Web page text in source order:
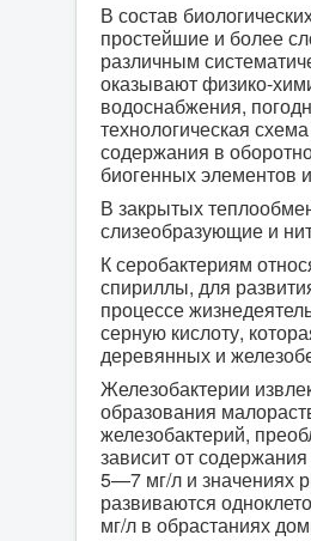
В состав
простейшие и более
различным
оказывают физико-
водоснабжения,
технологическая
содержания в
биогенных элементов
В закрытых
слизеобразующие и
К серобактериям
спириллы, для
процессе
серную кислоту,
деревянных и
Железобактерии
образования
железобактерий,
зависит от
5—7 мг/л и значениях
развиваются
мг/л в обрастаниях